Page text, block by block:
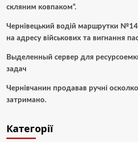
скляним ковпаком”.
Чернівецький водій маршрутки №14
на адресу військових та вигнання
Выделенный сервер для
задач
Чернівчанин продавав ручні
затримано.
Категорії